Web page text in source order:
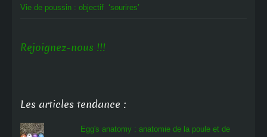
Vie de poussin : objectif ‘sourires’
Rejoignez-nous !!!
Les articles tendance :
Egg's anatomy : anatomie de la poule et de